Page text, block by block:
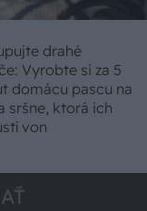
drahé
Vyrobte si za 5
domácu pascu na
sršne, ktorá ich
von